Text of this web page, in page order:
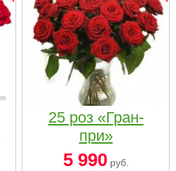
25 роз «Гран-
при»
5 990руб.